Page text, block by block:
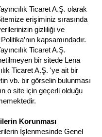
Ticaret A.Ş. olarak
erişiminiz sırasında
gizliliği ve
kapsamındadır.
Ticaret A.Ş.
bir sitede Lena
Ticaret A.Ş. 'ye ait bir
vb. bir görselin bulunması
o site için geçerli olduğu
Korunması
İşlenmesinde Genel